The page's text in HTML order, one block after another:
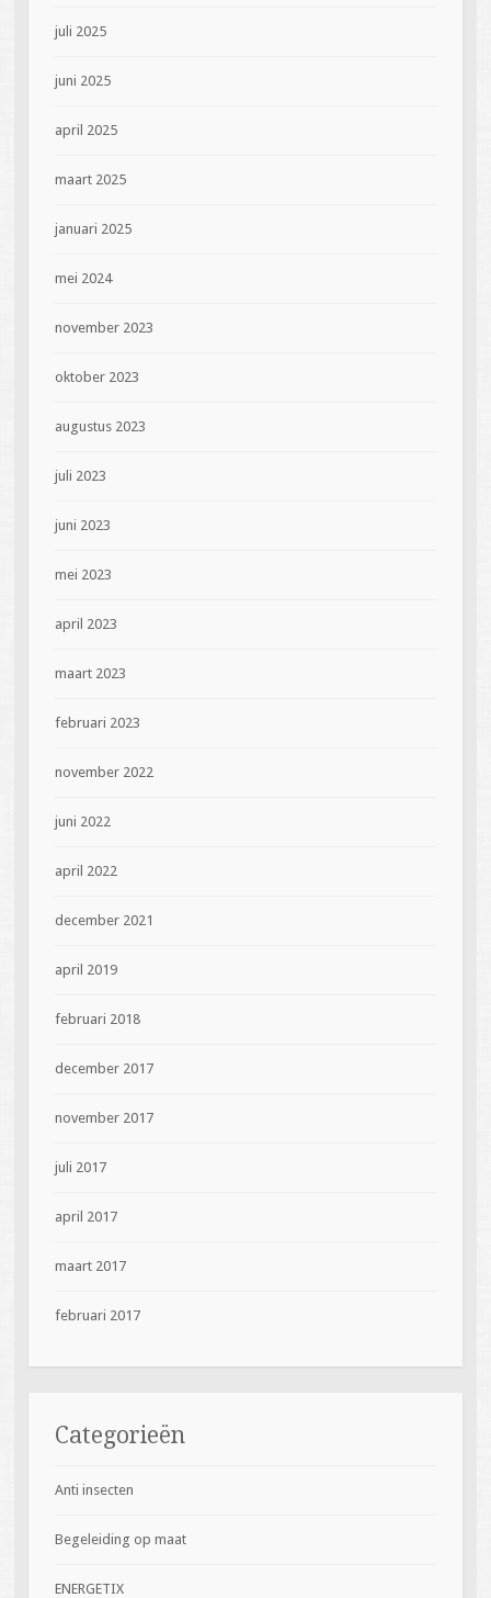
juli 2025
juni 2025
april 2025
maart 2025
januari 2025
mei 2024
november 2023
oktober 2023
augustus 2023
juli 2023
juni 2023
mei 2023
april 2023
maart 2023
februari 2023
november 2022
juni 2022
april 2022
december 2021
april 2019
februari 2018
december 2017
november 2017
juli 2017
april 2017
maart 2017
februari 2017
Categorieën
Anti insecten
Begeleiding op maat
ENERGETIX